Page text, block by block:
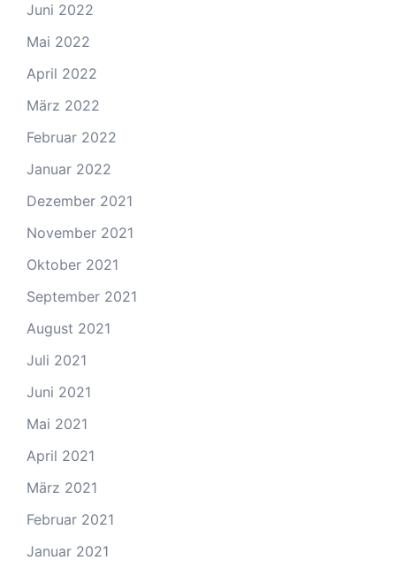
Juni 2022
Mai 2022
April 2022
März 2022
Februar 2022
Januar 2022
Dezember 2021
November 2021
Oktober 2021
September 2021
August 2021
Juli 2021
Juni 2021
Mai 2021
April 2021
März 2021
Februar 2021
Januar 2021